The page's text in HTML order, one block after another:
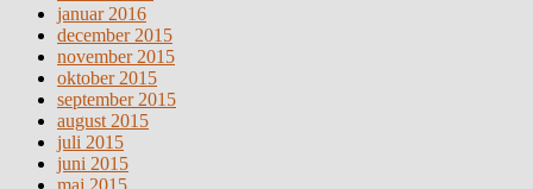
januar 2016
december 2015
november 2015
oktober 2015
september 2015
august 2015
juli 2015
juni 2015
maj 2015